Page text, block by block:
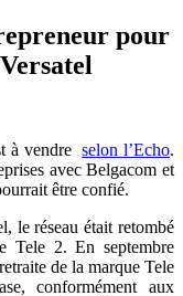
pour
à vendreselon l’Echo.
avec Belgacom et
être confié.
le réseau était retombé
Tele 2. En septembre
de la marque Tele
conformément aux